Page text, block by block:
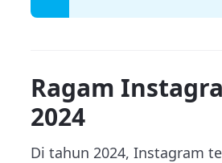
Ragam
2024
Di tahun 2024, Instagram